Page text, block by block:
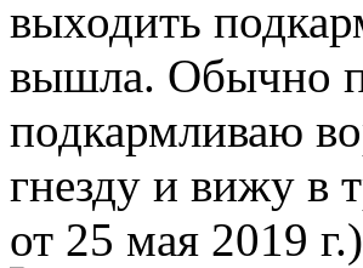
выходить
вышла. Обычно
подкармливаю
гнезду и вижу в
от 25 мая 2019